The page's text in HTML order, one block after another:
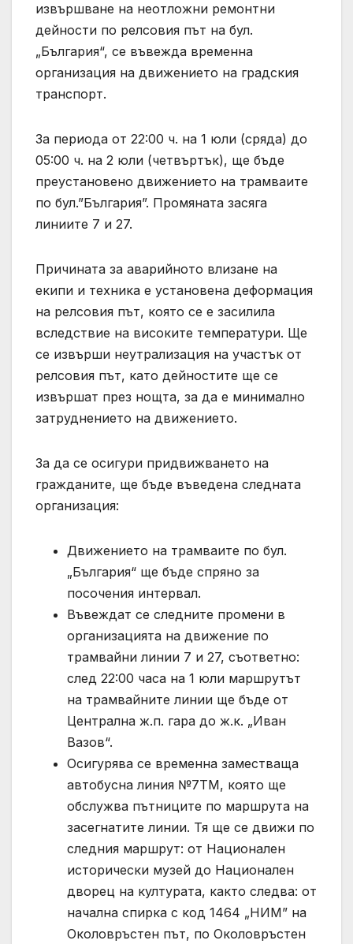
извършване на неотложни ремонтни
дейности по релсовия път на бул.
„България“, се въвежда временна
организация на движението на градския
транспорт.
За периода от 22:00 ч. на 1 юли (сряда) до
05:00 ч. на 2 юли (четвъртък), ще бъде
преустановено движението на трамваите
по бул.”България”. Промяната засяга
линиите 7 и 27.
Причината за аварийното влизане на
екипи и техника е установена деформация
на релсовия път, която се е засилила
вследствие на високите температури. Ще
се извърши неутрализация на участък от
релсовия път, като дейностите ще се
извършат през нощта, за да е минимално
затруднението на движението.
За да се осигури придвижването на
гражданите, ще бъде въведена следната
организация:
Движението на трамваите по бул.
„България“ ще бъде спряно за
посочения интервал.
Въвеждат се следните промени в
организацията на движение по
трамвайни линии 7 и 27, съответно:
след 22:00 часа на 1 юли маршрутът
на трамвайните линии ще бъде от
Централна ж.п. гара до ж.к. „Иван
Вазов“.
Осигурява се временна заместваща
автобусна линия №7ТМ, която ще
обслужва пътниците по маршрута на
засегнатите линии. Тя ще се движи по
следния маршрут: от Национален
исторически музей до Национален
дворец на културата, както следва: от
начална спирка с код 1464 „НИМ” на
Околовръстен път, по Околовръстен